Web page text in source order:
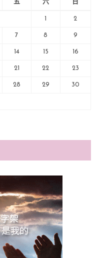
五 六 日
2
7 8 9
14 15 16
21 22 23
28 29 30